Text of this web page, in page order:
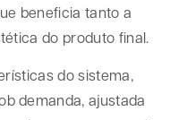
beneficia tanto a
do produto final.
do sistema,
demanda, ajustada